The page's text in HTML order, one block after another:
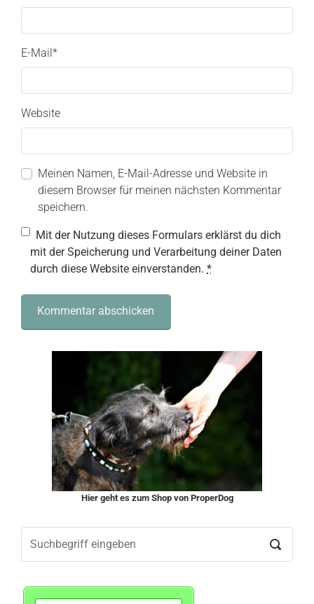
E-Mail *
Website
Meinen Namen, E-Mail-Adresse und Website in
diesem Browser für meinen nächsten Kommentar
speichern.
Mit der Nutzung dieses Formulars erklärst du dich
mit der Speicherung und Verarbeitung deiner Daten
durch diese Website einverstanden. *
Hier geht es zum Shop von ProperDog